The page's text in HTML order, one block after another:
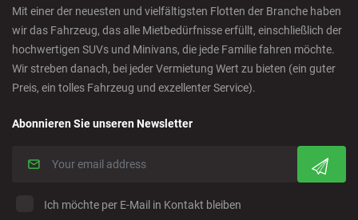
Cordoba - Downtown
Corralejo - Fuerteventura
Crevillente - City
Denia - Downtown/Port
Estepona - City
Mit einer der neuesten und vielfältigsten Flotten der Branche haben
wir das Fahrzeug, das alle Mietbedürfnisse erfüllt, einschließlich der
hochwertigen SUVs und Minivans, die jede Familie fahren möchte.
Wir streben danach, bei jeder Vermietung Wert zu bieten (ein guter
Preis, ein tolles Fahrzeug und exzellenter Service).
Abonnieren Sie unseren Newsletter
Ich möchte per E-Mail in Kontakt bleiben